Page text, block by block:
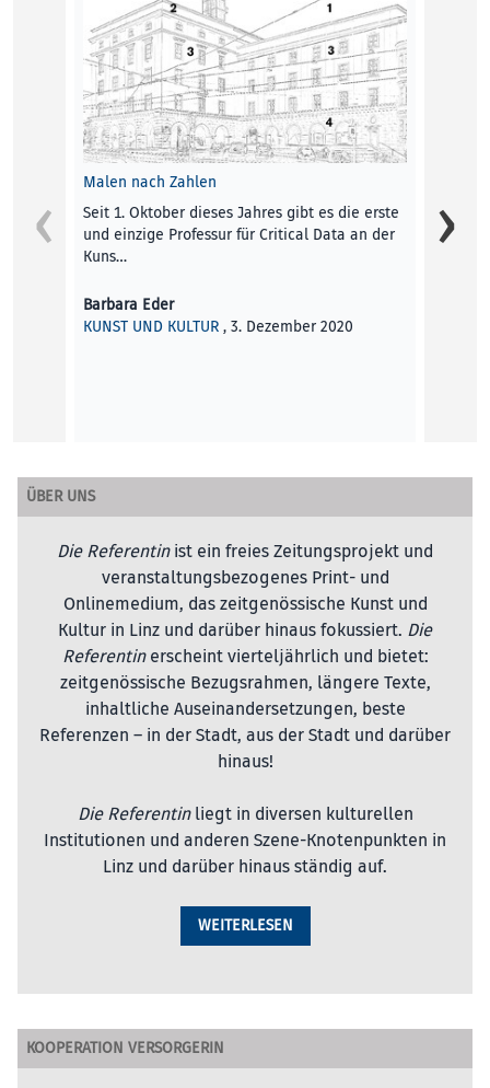
Malen nach Zahlen
Seit 1. Oktober dieses Jahres gibt es die erste
und einzige Professur für Critical Data an der
Kuns…
Barbara Eder
KUNST UND KULTUR , 3. Dezember 2020
ÜBER UNS
Die Referentinist ein freies Zeitungsprojekt und
veranstaltungsbezogenes Print- und
Onlinemedium, das zeitgenössische Kunst und
Kultur in Linz und darüber hinaus fokussiert. Die
Referentinerscheint vierteljährlich und bietet:
zeitgenössische Bezugsrahmen, längere Texte,
inhaltliche Auseinandersetzungen, beste
Referenzen – in der Stadt, aus der Stadt und darüber
hinaus!
Die Referentinliegt in diversen kulturellen
Institutionen und anderen Szene-Knotenpunkten in
Linz und darüber hinaus ständig auf.
WEITERLESEN
KOOPERATION VERSORGERIN